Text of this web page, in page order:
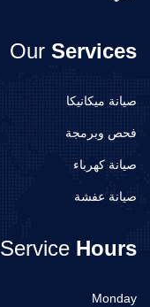
Our Services
صيانة ميكانيكا
فحص وبرمجة
صيانة كهرباء
صيانة عفشة
Service Hours
Monday